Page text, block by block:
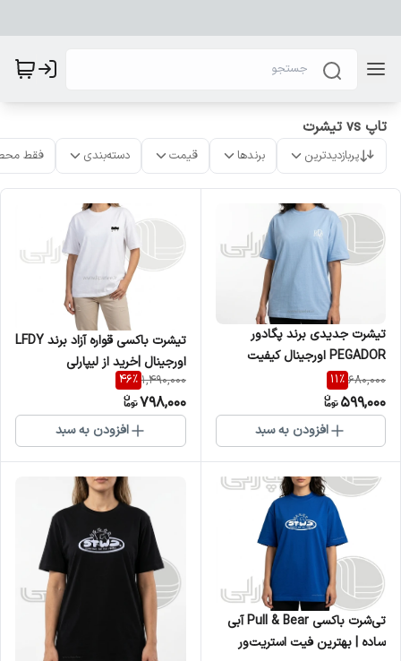
تاپ vs تیشرت
پربازدیدترین برندها قیمت دسته‌بندی فقط
تیشرت جدیدی برند پگادور
PEGADOR اورجینال کیفیت
وارداتی درجه یک
680,000
11%
599,000
افزودن به سبد
تیشرت باکسی قواره آزاد برند LFDY
اورجینال |خرید از لیپارلی
1,490,000
46%
798,000
افزودن به سبد
تی‌شرت باکسی Pull & Bear آبی
ساده | بهترین فیت استریت‌ور